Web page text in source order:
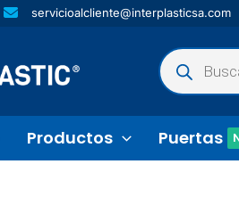
servicioalcliente@interplasticsa.com
Búsqueda
de
productos
Productos Puertas